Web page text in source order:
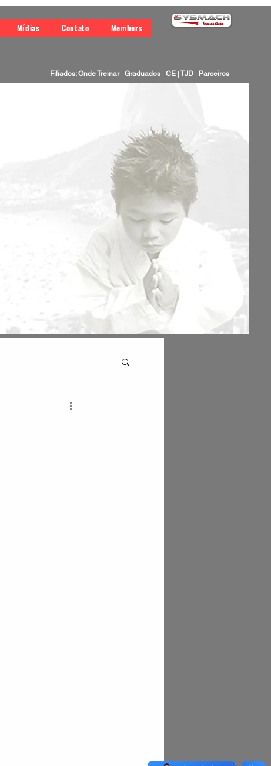
Mídias Contato Members
Filiados: Onde Treinar| Graduados CE TJD Parceiros